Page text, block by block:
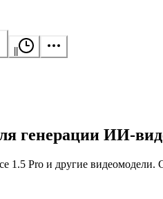
генерации ИИ-
1.5 Pro и другие